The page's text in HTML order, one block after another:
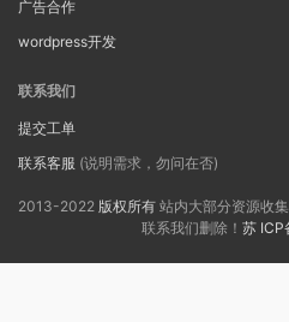
广告合作
wordpress开发
联系我们
提交工单
联系客服 (说明需求，勿问在否)
2013-2022 版权所有 站内大部分资源收
联系我们删除！ 苏